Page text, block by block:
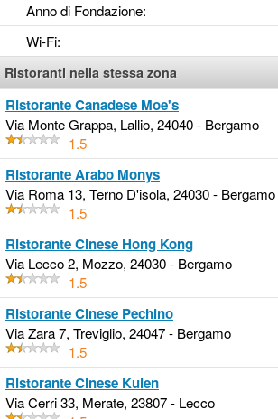
Anno di Fondazione:
Wi-Fi:
Ristoranti nella stessa zona
Ristorante Canadese Moe's
Via Monte Grappa, Lallio, 24040 - Bergamo
1.5
Ristorante Arabo Monys
Via Roma 13, Terno D'isola, 24030 - Bergamo
1.5
Ristorante Cinese Hong Kong
Via Lecco 2, Mozzo, 24030 - Bergamo
1.5
Ristorante Cinese Pechino
Via Zara 7, Treviglio, 24047 - Bergamo
1.5
Ristorante Cinese Kuien
Via Cerri 33, Merate, 23807 - Lecco